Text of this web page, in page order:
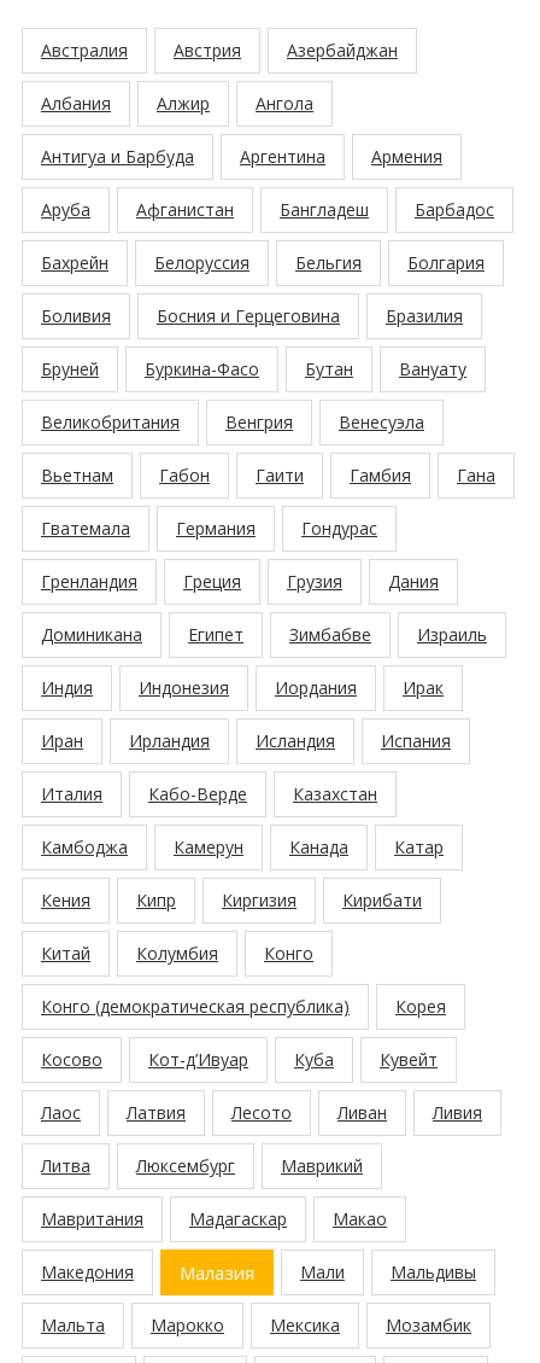
Австралия Австрия Азербайджан
Албания Алжир Ангола
Антигуа и Барбуда Аргентина Армения
Аруба Афганистан Бангладеш Барбадос
Бахрейн Белоруссия Бельгия Болгария
Боливия Босния и Герцеговина Бразилия
Бруней Буркина-Фасо Бутан Вануату
Великобритания Венгрия Венесуэла
Вьетнам Габон Гаити Гамбия Гана
Гватемала Германия Гондурас
Гренландия Греция Грузия Дания
Доминикана Египет Зимбабве Израиль
Индия Индонезия Иордания Ирак
Иран Ирландия Исландия Испания
Италия Кабо-Верде Казахстан
Камбоджа Камерун Канада Катар
Кения Кипр Киргизия Кирибати
Китай Колумбия Конго
Конго (демократическая республика) Корея
Косово Кот-д’Ивуар Куба Кувейт
Лаос Латвия Лесото Ливан Ливия
Литва Люксембург Маврикий
Мавритания Мадагаскар Макао
Македония Малазия Мали Мальдивы
Мальта Марокко Мексика Мозамбик